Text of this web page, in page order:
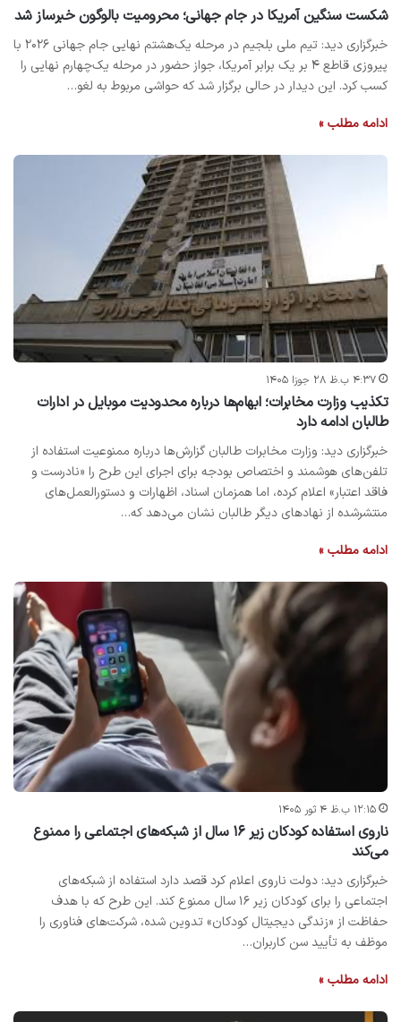
شکست سنگین آمریکا در جام جهانی؛ محرومیت بالوگون خبرساز شد
خبرگزاری دید: تیم ملی بلجیم در مرحله یک‌هشتم نهایی جام جهانی ۲۰۲۶ با
پیروزی قاطع ۴ بر یک برابر آمریکا، جواز حضور در مرحله یک‌چهارم نهایی را
کسب کرد. این دیدار در حالی برگزار شد که حواشی مربوط به لغو…
ادامه مطلب »
۴:۳۷ ب.ظ ۲۸ جوزا ۱۴۰۵
تکذیب وزارت مخابرات؛ ابهام‌ها درباره محدودیت موبایل در ادارات
طالبان ادامه دارد
خبرگزاری دید: وزارت مخابرات طالبان گزارش‌ها درباره ممنوعیت استفاده از
تلفن‌های هوشمند و اختصاص بودجه برای اجرای این طرح را «نادرست و
فاقد اعتبار» اعلام کرده، اما همزمان اسناد، اظهارات و دستورالعمل‌های
منتشرشده از نهادهای دیگر طالبان نشان می‌دهد که…
ادامه مطلب »
۱۲:۱۵ ب.ظ ۴ ثور ۱۴۰۵
ناروی استفاده کودکان زیر ۱۶ سال از شبکه‌های اجتماعی را ممنوع
می‌کند
خبرگزاری دید: دولت ناروی اعلام کرد قصد دارد استفاده از شبکه‌های
اجتماعی را برای کودکان زیر ۱۶ سال ممنوع کند. این طرح که با هدف
حفاظت از «زندگی دیجیتال کودکان» تدوین شده، شرکت‌های فناوری را
موظف به تأیید سن کاربران…
ادامه مطلب »